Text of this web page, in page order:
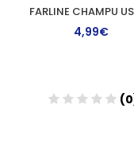
4,99€